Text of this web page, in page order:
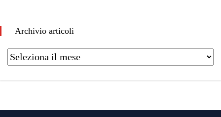
Archivio articoli